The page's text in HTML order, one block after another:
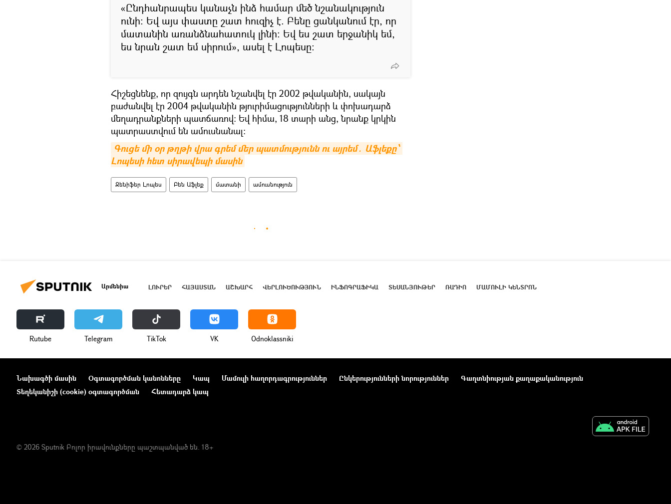
«Ընդհանրապես կանաչն ինձ համար մեծ նշանակություն
ունի։ Եվ այս փաստը շատ հուզիչ է. Բենը ցանկանում էր, որ
մատանին առանձնահատուկ լինի: Եվ ես շատ երջանիկ եմ,
ես նրան շատ եմ սիրում», ասել է Լոպեսը։
Հիշեցնենք, որ զույգն արդեն նշանվել էր 2002 թվականին, սակայն
բաժանվել էր 2004 թվականին թյուրիմացությունների և փոխադարձ
մեղադրանքների պատճառով։ Եվ հիմա, 18 տարի անց, նրանք կրկին
պատրաստվում են ամուսնանալ:
Գուցե մի օր թղթի վրա գրեմ մեր պատմությունն ու այրեմ․ Աֆլեքը՝
Լոպեսի հետ սիրավեպի մասին
Ջենիֆեր Լոպես Բեն Աֆլեք մատանի ամուսնություն
Արմենիա ԼՈՒՐԵՐ ՀԱՅԱՍՏԱՆ ԱՇԽԱՐՀ ՎԵՐԼՈՒԾՈՒԹՅՈՒՆ ԻՆՖՈԳՐԱՖԻԿԱ ՏԵՍԱՆՅՈՒԹԵՐ ՌԱԴԻՈ ՄԱՄՈՒԼԻ ԿԵՆՏՐՈՆ
Rutube Telegram ТikТоk VK Odnoklassniki
Նախագծի մասին Օգտագործման կանոնները Կապ Մամուլի հաղորդագրություններ Ընկերությունների նորություններ
Գաղտնիության քաղաքականություն
Տեղեկանիշի (cookie) օգտագործման
Հետադարձ կապ
© 2026 Sputnik Բոլոր իրավունքները պաշտպանված են. 18+